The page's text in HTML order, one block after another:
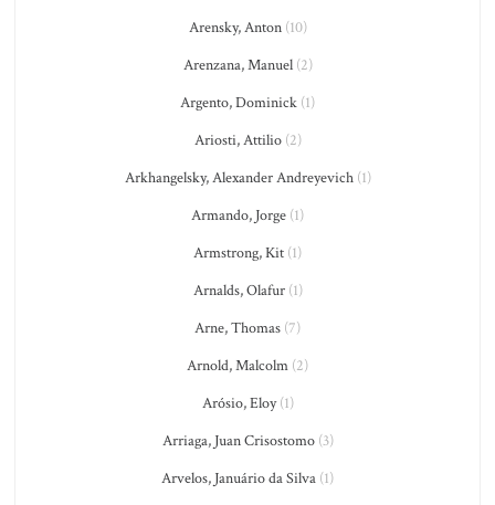
Arensky, Anton(10)
Arenzana, Manuel(2)
Argento, Dominick (1)
Ariosti, Attilio(2)
Arkhangelsky, Alexander Andreyevich(1)
Armando, Jorge (1)
Armstrong, Kit (1)
Arnalds, Olafur(1)
Arne, Thomas (7)
Arnold, Malcolm (2)
Arósio, Eloy(1)
Arriaga, Juan Crisostomo(3)
Arvelos, Januário da Silva (1)